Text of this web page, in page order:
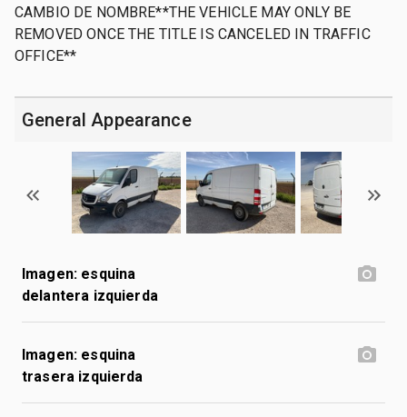
CAMBIO DE NOMBRE**THE VEHICLE MAY ONLY BE
REMOVED ONCE THE TITLE IS CANCELED IN TRAFFIC
OFFICE**
General Appearance
Imagen: esquina
delantera izquierda
Imagen: esquina
trasera izquierda